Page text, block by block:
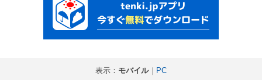
表示： モバイル｜ PC